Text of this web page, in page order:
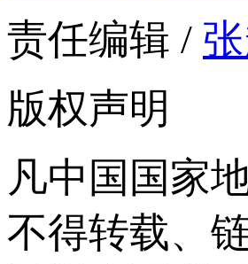
责任编辑 /
版权声明
凡中国国家
不得转载、